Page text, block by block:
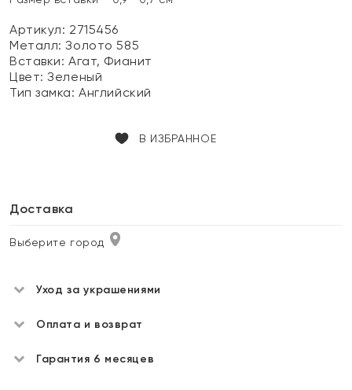
Артикул: 2715456
Металл:Золото 585
Вставки:Агат, Фианит
Цвет:Зеленый
Тип замка:Английский
В ИЗБРАННОЕ
Доставка
Выберите город
Уход за украшениями
Оплата и возврат
Гарантия 6 месяцев